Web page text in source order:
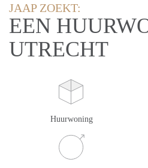
JAAP ZOEKT:
EEN
UTRECHT
Huurwoning